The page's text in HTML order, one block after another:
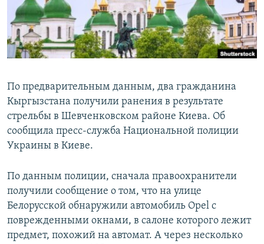
По предварительным данным, два гражданина
Кыргызстана получили ранения в результате
стрельбы в Шевченковском районе Киева. Об
сообщила пресс-служба Национальной полиции
Украины в Киеве.
По данным полиции, сначала правоохранители
получили сообщение о том, что на улице
Белорусской обнаружили автомобиль Opel с
поврежденными окнами, в салоне которого лежит
предмет, похожий на автомат. А через несколько